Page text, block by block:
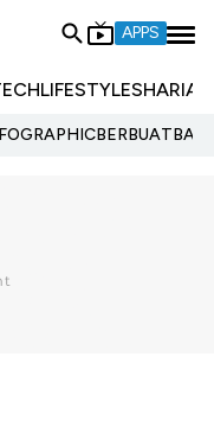
APPS
LIFESTYLESHARIA